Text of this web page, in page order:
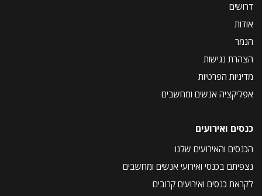
דרושים
אודות
הנמר
הצהרת נגישות
מדיניות הפרטיות
אפליקציה אנשים ומחשבים
כנסים ואירועים
הכנסים והאירועים שלנו
נצפיתם בכנסי ואירועי אנשים ומחשבים
לקראת כנסים ואירועים קרובים